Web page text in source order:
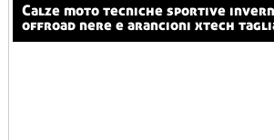
calze moto tecniche sportive invernali compression
offroad nere e arancioni xtech